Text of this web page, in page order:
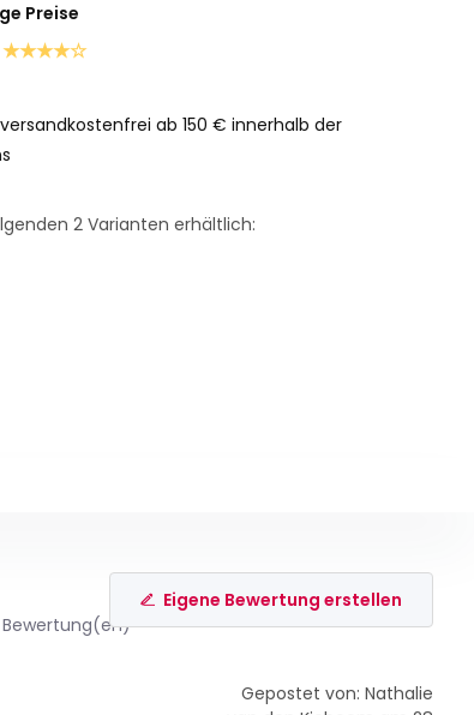
Preise
★★★★☆
ab 150 € innerhalb der
2 Varianten erhältlich:
Bewertung(en)
Eigene Bewertung erstellen
Gepostet von: Nathalie